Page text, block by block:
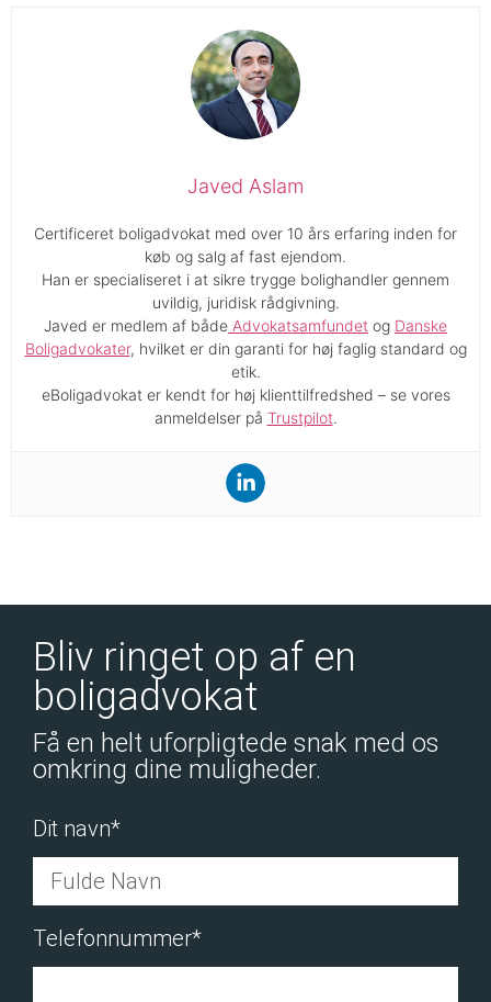
Javed Aslam
Certificeret boligadvokat med over 10 års erfaring inden for
køb og salg af fast ejendom.
Han er specialiseret i at sikre trygge bolighandler gennem
uvildig, juridisk rådgivning.
Javed er medlem af både Advokatsamfundet og Danske
Boligadvokater, hvilket er din garanti for høj faglig standard og
etik.
eBoligadvokat er kendt for høj klienttilfredshed – se vores
anmeldelser på Trustpilot.
Bliv ringet op af en
boligadvokat
Få en helt uforpligtede snak med os
omkring dine muligheder.
Dit navn*
Telefonnummer*